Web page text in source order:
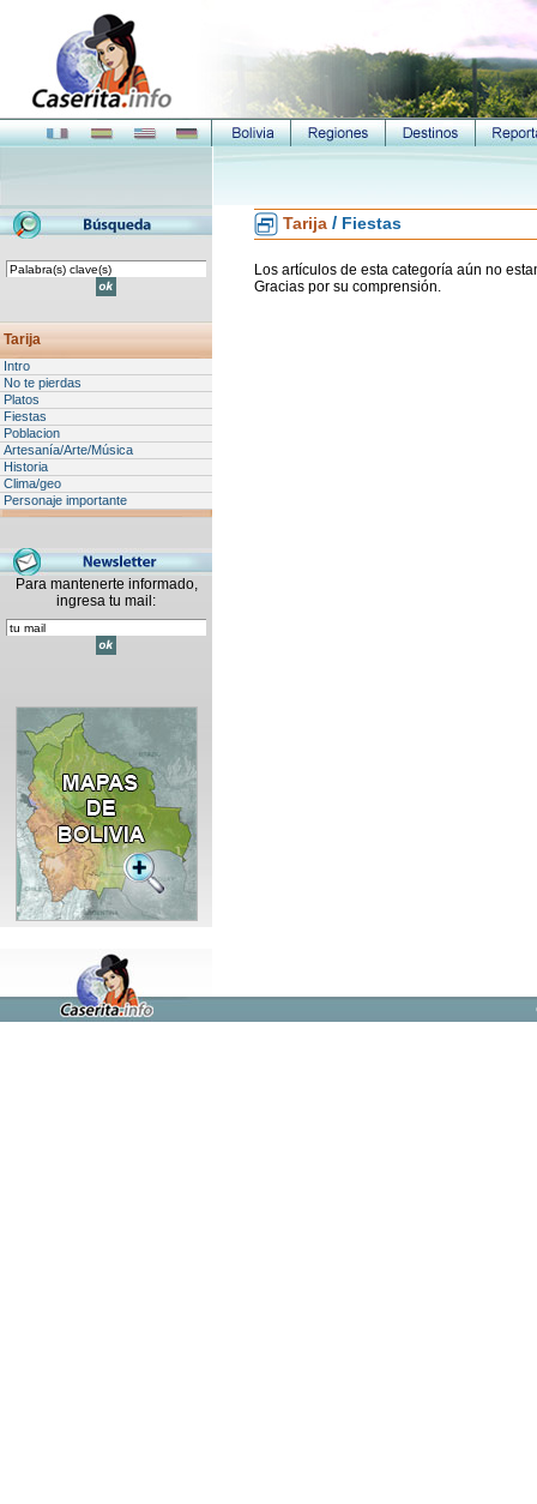
Tarija
Intro
No te pierdas
Platos
Fiestas
Poblacion
Artesanía/Arte/Música
Historia
Clima/geo
Personaje importante
Para mantenerte informado,
ingresa tu mail:
Tarija / Fiestas
Los artículos de esta categoría aún no
Gracias por su comprensión.